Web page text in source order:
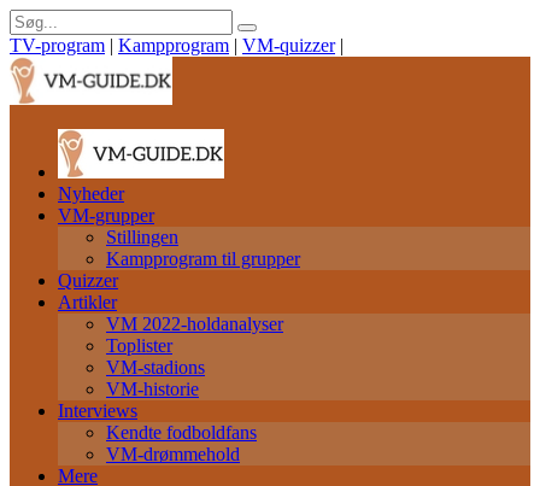
TV-program | Kampprogram | VM-quizzer |
Nyheder
VM-grupper
Stillingen
Kampprogram til grupper
Quizzer
Artikler
VM 2022-holdanalyser
Toplister
VM-stadions
VM-historie
Interviews
Kendte fodboldfans
VM-drømmehold
Mere